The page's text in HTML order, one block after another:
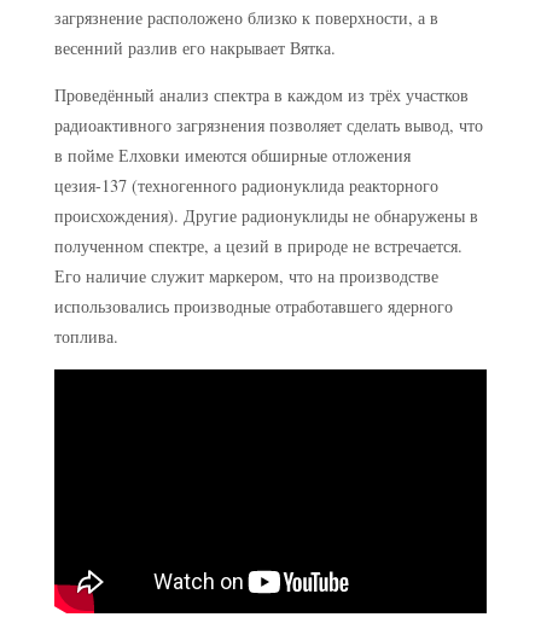
загрязнение расположено близко к поверхности, а в
весенний разлив его накрывает Вятка.
Проведённый анализ спектра в каждом из трёх участков
радиоактивного загрязнения позволяет сделать вывод, что
в пойме Елховки имеются обширные отложения
цезия-137 (техногенного радионуклида реакторного
происхождения). Другие радионуклиды не обнаружены в
полученном спектре, а цезий в природе не встречается.
Его наличие служит маркером, что на производстве
использовались производные отработавшего ядерного
топлива.